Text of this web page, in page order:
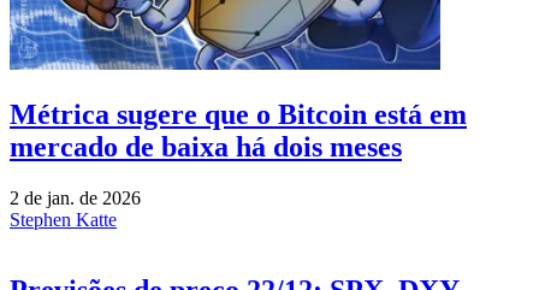
Métrica sugere que o Bitcoin está em
mercado de baixa há dois meses
2 de jan. de 2026
Stephen Katte